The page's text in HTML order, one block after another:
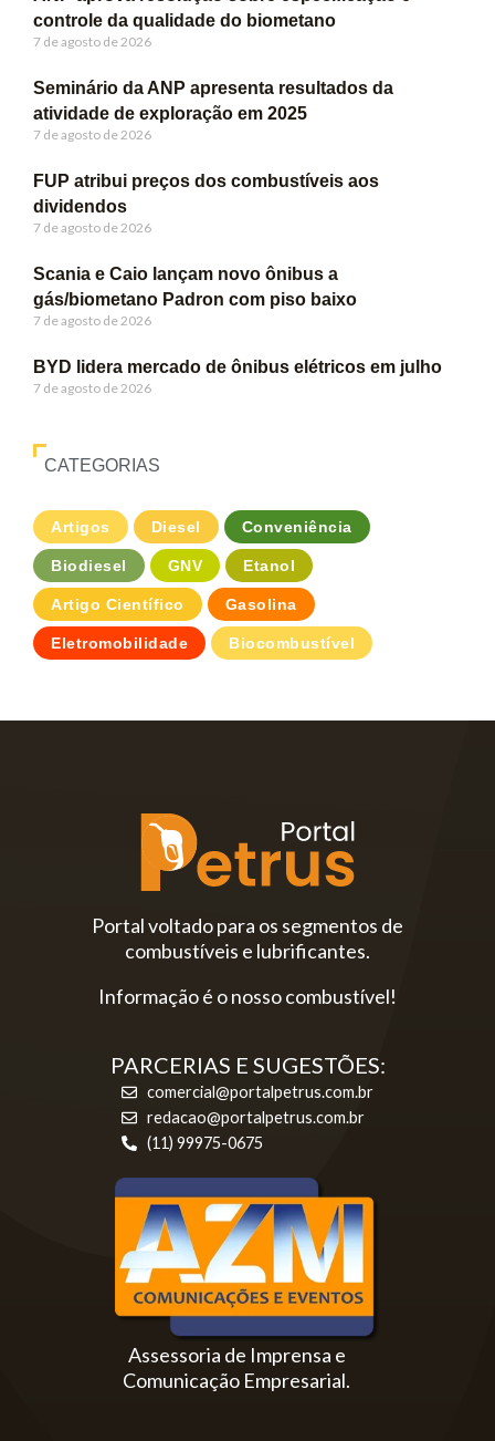
controle da qualidade do biometano
7 de agosto de 2026
Seminário da ANP apresenta resultados da
atividade de exploração em 2025
7 de agosto de 2026
FUP atribui preços dos combustíveis aos
dividendos
7 de agosto de 2026
Scania e Caio lançam novo ônibus a
gás/biometano Padron com piso baixo
7 de agosto de 2026
BYD lidera mercado de ônibus elétricos em julho
7 de agosto de 2026
CATEGORIAS
Artigos Diesel Conveniência
Biodiesel GNV Etanol
Artigo Científico Gasolina
Eletromobilidade Biocombustível
Portal voltado para os segmentos de
combustíveis e lubrificantes.
Informação é o nosso combustível!
PARCERIAS E SUGESTÕES:
comercial@portalpetrus.com.br
redacao@portalpetrus.com.br
(11) 99975-0675
Assessoria de Imprensa e
Comunicação Empresarial.